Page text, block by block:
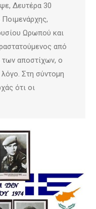
Δευτέρα 30
Ωρωπού και
από
των αποστίχων, ο
Στη σύντομη
ότι οι